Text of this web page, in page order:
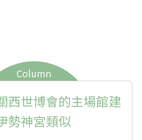
Column
西世博會的主場館建
勢神宮類似